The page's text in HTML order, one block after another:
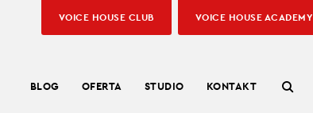
BLOG OFERTA STUDIO KONTAKT
VOICE HOUSE CLUB VOICE HOUSE ACADEMY